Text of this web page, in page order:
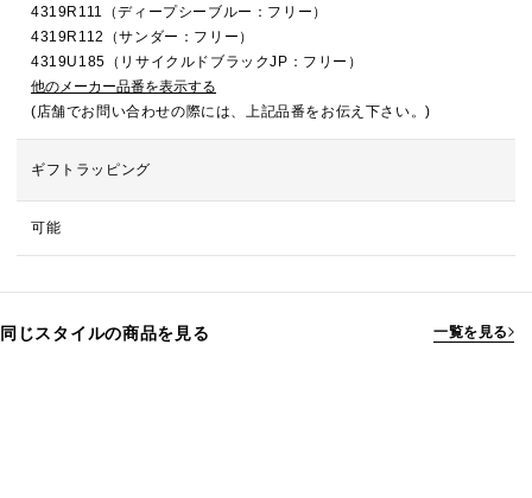
4319R111（ディープシーブルー：フリー）
4319R112（サンダー：フリー）
4319U185（リサイクルドブラックJP：フリー）
他のメーカー品番を表示する
(店舗でお問い合わせの際には、上記品番をお伝え下さい。)
ギフトラッピング
可能
同じスタイルの商品を見る 一覧を見る